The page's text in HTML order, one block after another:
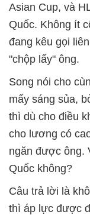
Asian Cup, và
Quốc. Không ít
đang kêu gọi
"chộp lấy" ông.
Song nói cho
mấy sáng sủa,
thì dù cho điều
cho lương có
ngăn được ông.
Quốc không?
Câu trả lời là
thì áp lực được